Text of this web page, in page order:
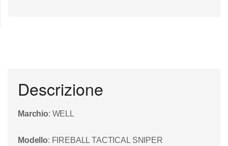
Descrizione
Marchio: WELL
Modello: FIREBALL TACTICAL SNIPER